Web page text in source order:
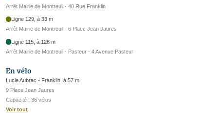
Arrêt Mairie de Montreuil - 40 Rue Franklin
Ligne 129, à 33 m
Arrêt Mairie de Montreuil - 6 Place Jean Jaures
Ligne 115, à 128 m
Arrêt Mairie de Montreuil - Pasteur - 4 Avenue Pasteur
En vélo
Lucie Aubrac - Franklin, à 57 m
9 Place Jean Jaures
Capacité : 36 vélos
Voir tout